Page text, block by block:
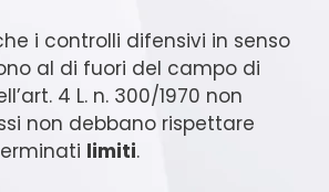
i controlli difensivi in senso
al di fuori del campo di
4 L. n. 300/1970 non
non debbano rispettare
limiti.